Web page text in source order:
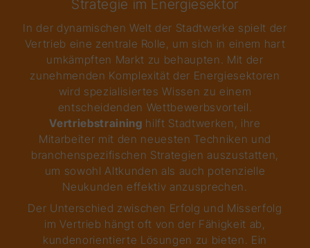
Strategie im Energiesektor
In der dynamischen Welt der Stadtwerke spielt der
Vertrieb eine zentrale Rolle, um sich in einem hart
umkämpften Markt zu behaupten. Mit der
zunehmenden Komplexität der Energiesektoren
wird spezialisiertes Wissen zu einem
entscheidenden Wettbewerbsvorteil.
Vertriebstraining hilft Stadtwerken, ihre
Mitarbeiter mit den neuesten Techniken und
branchenspezifischen Strategien auszustatten,
um sowohl Altkunden als auch potenzielle
Neukunden effektiv anzusprechen.
Der Unterschied zwischen Erfolg und Misserfolg
im Vertrieb hängt oft von der Fähigkeit ab,
kundenorientierte Lösungen zu bieten. Ein